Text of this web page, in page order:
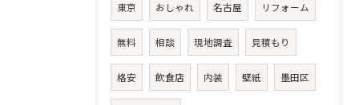
東京 おしゃれ 名古屋 リフォーム
無料 相談 現地調査 見積もり
格安 飲食店 内装 壁紙 墨田区